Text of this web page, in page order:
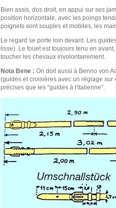
Bien assis, dos droit, en appui sur ses
position horizontale, avec les poings
poignets sont souples et mobiles, les
Le regard se porte loin devant. Les
lisse). Le fouet est toujours tenu en
toucher les chevaux involontairement.
Nota Bene : On doit aussi à Benno von
(guides et croisières avec un réglage
précises que les "guides à l'italienne".